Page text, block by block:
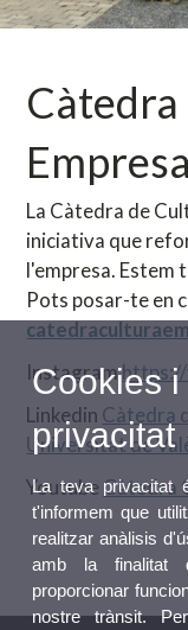
La Càtedra de
iniciativa que
l'empresa. Estem
Pots posar-te en
Instagram
Linkedin Càtedra
Universitat de
Youtube Càtedra
Cookies
privacitat
La teva privacitat
t'informem que
realitzar anàlisis
amb la finalitat
proporcionar
nostre trànsit.